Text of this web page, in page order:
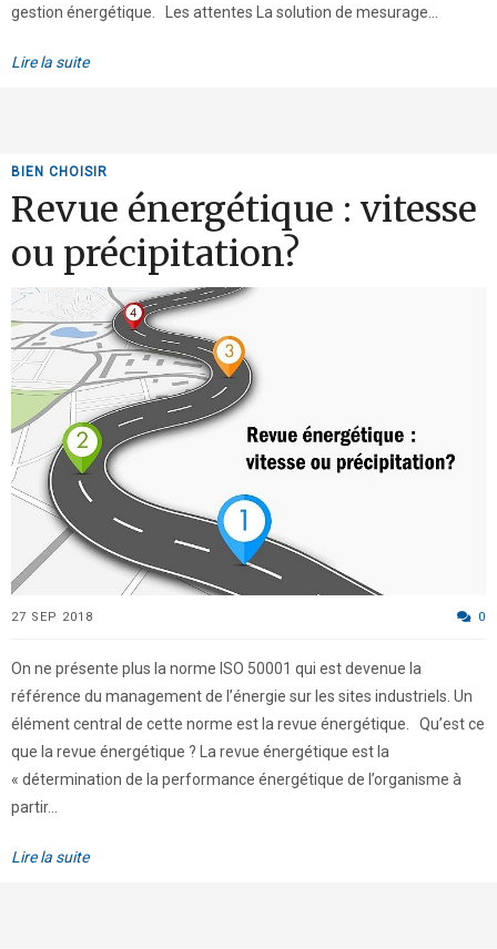
gestion énergétique. Les attentes La solution de mesurage...
Lire la suite
BIEN CHOISIR
Revue énergétique : vitesse
ou précipitation?
27 SEP 2018 0
On ne présente plus la norme ISO 50001 qui est devenue la
référence du management de l’énergie sur les sites industriels. Un
élément central de cette norme est la revue énergétique. Qu’est ce
que la revue énergétique ? La revue énergétique est la
« détermination de la performance énergétique de l’organisme à
partir...
Lire la suite